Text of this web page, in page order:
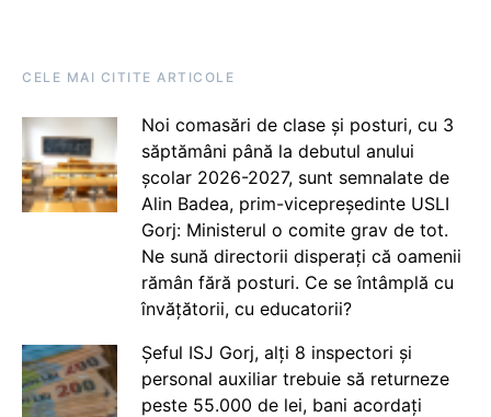
CELE MAI CITITE ARTICOLE
Noi comasări de clase și posturi, cu 3
săptămâni până la debutul anului
școlar 2026-2027, sunt semnalate de
Alin Badea, prim-vicepreședinte USLI
Gorj: Ministerul o comite grav de tot.
Ne sună directorii disperați că oamenii
rămân fără posturi. Ce se întâmplă cu
învățătorii, cu educatorii?
Șeful ISJ Gorj, alți 8 inspectori și
personal auxiliar trebuie să returneze
peste 55.000 de lei, bani acordați